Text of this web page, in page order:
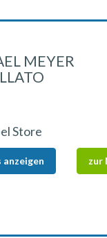
MEYER
Store
zur